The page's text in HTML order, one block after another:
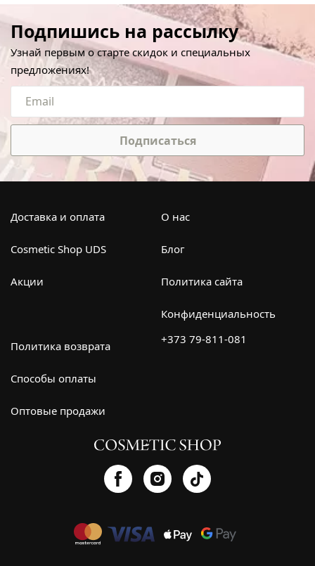
Подпишись на рассылку
Узнай первым о старте скидок и специальных
предложениях!
Подписаться
Доставка и оплата
Cosmetic Shop UDS
Акции
О нас
Блог
Политика сайта
Конфиденциальность
Политика возврата
Способы оплаты
Оптовые продажи
+373 79-811-081